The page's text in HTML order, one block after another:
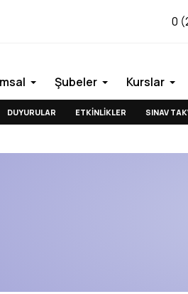
0
Şubeler Kurslar
DUYURULAR ETKİNLİKLER SINAV